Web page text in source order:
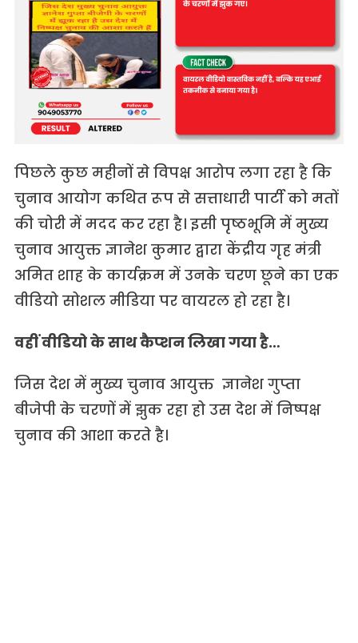
पिछले कुछ महीनों से विपक्ष आरोप लगा रहा है कि
चुनाव आयोग कथित रूप से सत्ताधारी पार्टी को मतों
की चोरी में मदद कर रहा है। इसी पृष्ठभूमि में मुख्य
चुनाव आयुक्त ज्ञानेश कुमार द्वारा केंद्रीय गृह मंत्री
अमित शाह के कार्यक्रम में उनके चरण छूने का एक
वीडियो सोशल मीडिया पर वायरल हो रहा है।
वहीं वीडियो के साथ कैप्शन लिखा गया है…
जिस देश में मुख्य चुनाव आयुक्त ज्ञानेश गुप्ता
बीजेपी के चरणों में झुक रहा हो उस देश में निष्पक्ष
चुनाव की आशा करते है।